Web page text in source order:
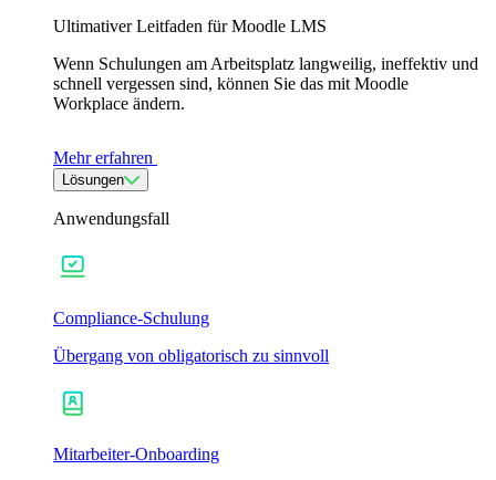
Ultimativer Leitfaden für Moodle LMS
Wenn Schulungen am Arbeitsplatz langweilig, ineffektiv und
schnell vergessen sind, können Sie das mit Moodle
Workplace ändern.
Mehr erfahren
Lösungen
Anwendungsfall
Compliance-Schulung
Übergang von obligatorisch zu sinnvoll
Mitarbeiter-Onboarding